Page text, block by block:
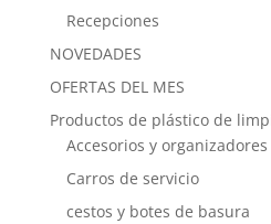
Recepciones
NOVEDADES
OFERTAS DEL MES
Productos de plástico de
Accesorios y organizadores
Carros de servicio
cestos y botes de basura